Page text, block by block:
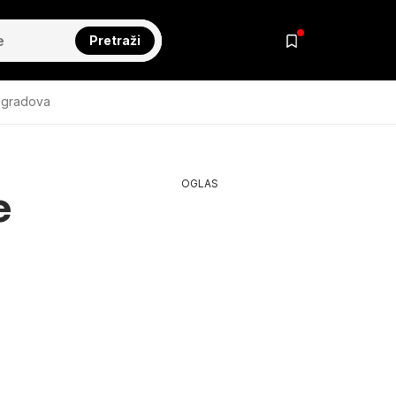
Pretraži
OGLAS